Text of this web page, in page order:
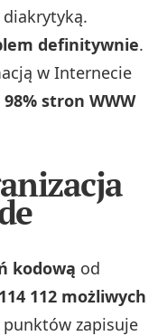
definitywnie.
w Internecie
stron WWW
kodową od
112 możliwych
punktów zapisuje